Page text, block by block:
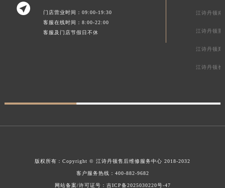

门店营业时间：09:00-19:30
客服在线时间：8:00-22:00
客服及门店节假日不休
江诗丹顿南
江诗丹顿重
江诗丹顿郑
江诗丹顿长
版权所有： Copyright © 江诗丹顿售后维修服务中心 2018-2032
客户服务热线： 400-882-9682
网站备案/许可证号：吉ICP备2025030220号-47